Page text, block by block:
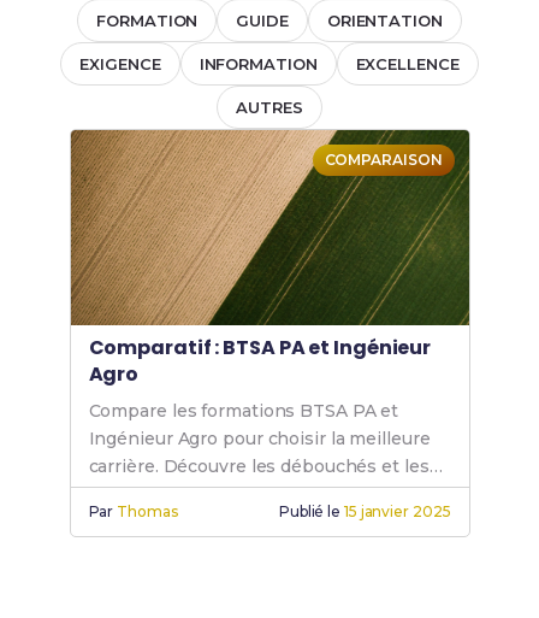
FORMATION GUIDE ORIENTATION
EXIGENCE INFORMATION EXCELLENCE
AUTRES
COMPARAISON
Comparatif : BTSA PA et Ingénieur
Agro
Compare les formations BTSA PA et
Ingénieur Agro pour choisir la meilleure
carrière. Découvre les débouchés et les
avantages de chaque parcours en
production animale.
Par Thomas Publié le 15 janvier 2025